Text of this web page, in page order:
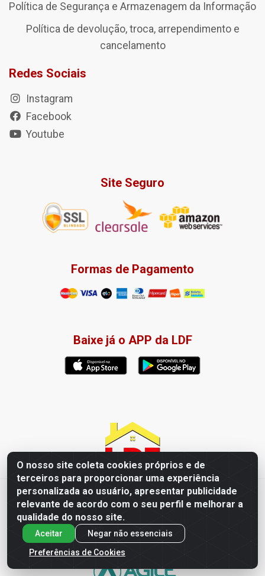
O nosso site coleta cookies próprios e de
terceiros para proporcionar uma experiência
personalizada ao usuário, apresentar publicidade
relevante de acordo com o seu perfil e melhorar a
qualidade do nosso site.
Aceitar
Negar não essenciais
Preferências de Cookies
Política de Segurança e Armazenagem da Informação
Política de devolução, troca, arrependimento e
cancelamento
Redes Sociais
Instagram
Facebook
Youtube
Site Seguro
Formas de Pagamento
Baixe já o APP da LDF
LDF Home Center - R. Hortência Helena Amorim Brito, 1343 -
Jardim América, Cabedelo - PB / CEP 58102-660 - CNPJ
57.477.123/0001-35